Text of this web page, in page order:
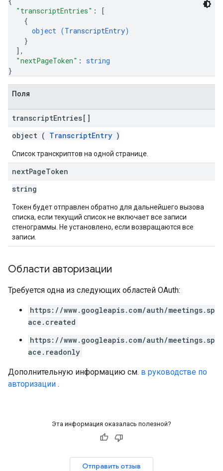
"transcriptEntries" :
[
{
object (TranscriptEntry)
}
] ,
"nextPageToken" : string
}
Поля
transcriptEntries[]
object ( TranscriptEntry )
Список транскриптов на одной странице.
nextPageToken
string
Токен будет отправлен обратно для дальнейшего вызова
списка, если текущий список не включает все записи
стенограммы. Не установлено, если возвращаются все
записи.
Области авторизации
Требуется одна из следующих областей OAuth:
https://www.googleapis.com/auth/meetings.sp
ace.created
https://www.googleapis.com/auth/meetings.sp
ace.readonly
Дополнительную информацию см. в руководстве по
авторизации .
Эта информация оказалась полезной?
Отправить отзыв